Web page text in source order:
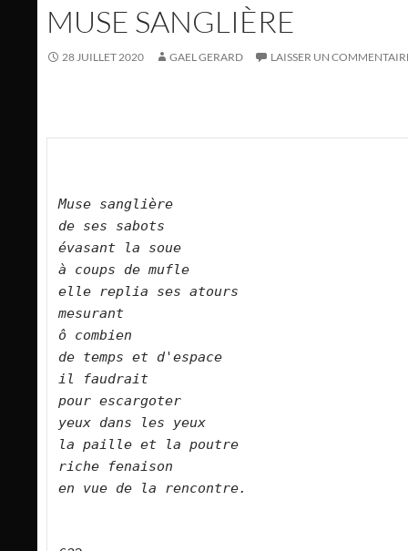
MUSE SANGLIÈRE
28 JUILLET 2020 GAEL GERARD LAISSER UN
Muse sanglière
de ses sabots
évasant la soue
à coups de mufle
elle replia ses atours
mesurant
ô combien
de temps et d'espace
il faudrait
pour escargoter
yeux dans les yeux
la paille et la poutre
riche fenaison
en vue de la rencontre.